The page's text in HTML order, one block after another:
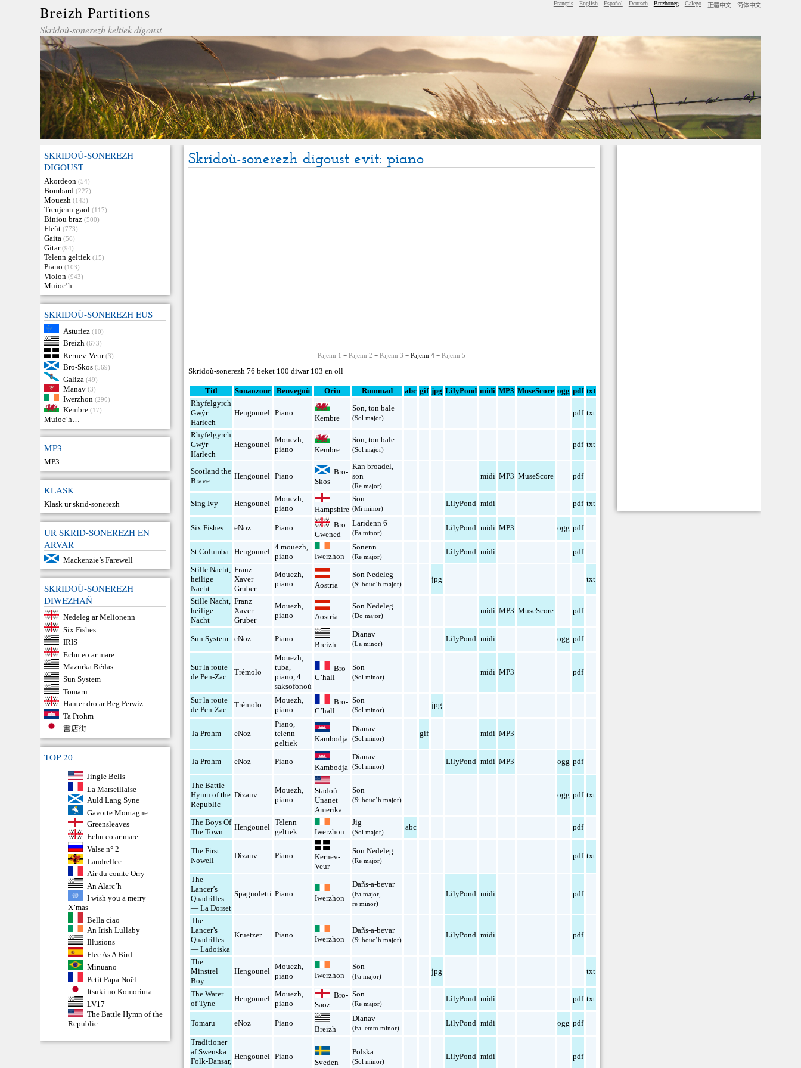
Breizh Partitions
Skridoù-sonerezh keltiek digoust
Français English Español Deutsch Brezhoneg Galego 正體中文 简体中文
SKRIDOÙ-SONEREZH
DIGOUST
Akordeon (54)
Bombard (227)
Mouezh (143)
Treujenn-gaol (117)
Biniou braz (500)
Fleüt (773)
Gaita (56)
Gitar (94)
Telenn geltiek (15)
Piano (103)
Violon (943)
Muioc’h…
SKRIDOÙ-SONEREZH EUS
Asturiez (10)
Breizh (673)
Kernev-Veur (3)
Bro-Skos (569)
Galiza (49)
Manav (3)
Iwerzhon (290)
Kembre (17)
Muioc’h…
MP3
MP3
KLASK
Klask ur skrid-sonerezh
UR SKRID-SONEREZH EN
ARVAR
Mackenzie’s Farewell
SKRIDOÙ-SONEREZH
DIWEZHAÑ
Nedeleg ar Melionenn
Six Fishes
IRIS
Echu eo ar mare
Mazurka Rédas
Sun System
Tomaru
Hanter dro ar Beg Perwiz
Ta Prohm
書店街
TOP 20
Jingle Bells
La Marseillaise
Auld Lang Syne
Gavotte Montagne
Greensleaves
Echu eo ar mare
Valse n° 2
Landrellec
Air du comte Orry
An Alarc’h
I wish you a merry
X’mas
Bella ciao
An Irish Lullaby
Illusions
Flee As A Bird
Minuano
Petit Papa Noël
Itsuki no Komoriuta
LV17
The Battle Hymn of the
Republic
Skridoù-sonerezh digoust evit: piano
Pajenn 1 −Pajenn 2 −Pajenn 3 − Pajenn 4 −Pajenn 5
Skridoù-sonerezh 76 beket 100 diwar 103 en oll
Titl Sonaozour Benvegoù Orin Rummad abc gif jpg LilyPond midi MP3 MuseScore ogg pdf txt
Rhyfelgyrch
Gwŷr
Harlech
Hengounel Piano
Kembre
Son ,ton bale
(Sol major)
pdf txt
Rhyfelgyrch
Gwŷr
Harlech
Hengounel
Mouezh
piano
Kembre
Son ,ton bale
(Sol major)
pdf txt
Scotland the
Brave
Hengounel Piano
Bro-
Skos
Kan broadel
son
(Re major)
midi MP3 MuseScore pdf
Sing Ivy Hengounel
Mouezh
piano
Hampshire
Son
(Mi minor)
LilyPond midi pdf txt
Six Fishes eNoz Piano
Bro
Gwened
Laridenn 6
(Fa minor)
LilyPond midi MP3 ogg pdf
St Columba Hengounel
4 mouezh
piano
Iwerzhon
Sonenn
(Re major)
LilyPond midi
pdf
Stille Nacht,
heilige
Nacht
Franz
Xaver
Gruber
Mouezh
piano
Aostria
Son Nedeleg
(Si bouc’h major)
jpg txt
Stille Nacht,
heilige
Nacht
Franz
Xaver
Gruber
Mouezh
piano
Aostria
Son Nedeleg
(Do major)
midi MP3 MuseScore pdf
Sun System eNoz Piano
Breizh
Dianav
(La minor)
LilyPond midi ogg pdf
Sur la route
de Pen-Zac
Trémolo
Mouezh
tuba
piano ,4
saksofonoù
Bro-
C’hall
Son
(Sol minor)
midi MP3 pdf
Sur la route
de Pen-Zac
Trémolo
Mouezh
piano
Bro-
C’hall
Son
(Sol minor)
jpg
Ta Prohm eNoz
Piano
telenn
geltiek
Kambodja
Dianav
(Sol minor)
gif midi MP3
Ta Prohm eNoz Piano
Kambodja
Dianav
(Sol minor)
LilyPond midi MP3 ogg pdf
The Battle
Hymn of the
Republic
Dizanv
Mouezh
piano
Stadoù-
Unanet
Amerika
Son
(Si bouc’h major)
ogg pdf txt
The Boys Of
The Town
Hengounel
Telenn
geltiek
Iwerzhon
Jig
(Sol major)
abc pdf
The First
Nowell
Dizanv Piano
Kernev-
Veur
Son Nedeleg
(Re major)
pdf txt
The
Lancer’s
Quadrilles
— La Dorset
Spagnoletti Piano Iwerzhon
Dañs-a-bevar
(Fa major,
re minor)
LilyPond midi pdf
The
Lancer’s
Quadrilles
— Ladoiska
Kruetzer Piano Iwerzhon
Dañs-a-bevar
(Si bouc’h major)
LilyPond midi pdf
The
Minstrel
Boy
Hengounel
Mouezh
piano
Iwerzhon
Son
(Fa major)
jpg txt
The Water
of Tyne
Hengounel
Mouezh
piano
Bro-
Saoz
Son
(Re major)
LilyPond midi pdf txt
Tomaru eNoz Piano
Breizh
Dianav
(Fa lemm minor)
LilyPond midi ogg pdf
Traditioner
af Swenska
Folk-Dansar,
Hengounel Piano
Sveden
Polska
(Sol minor)
LilyPond midi pdf